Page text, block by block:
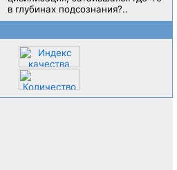
в глубинах подсознания?..